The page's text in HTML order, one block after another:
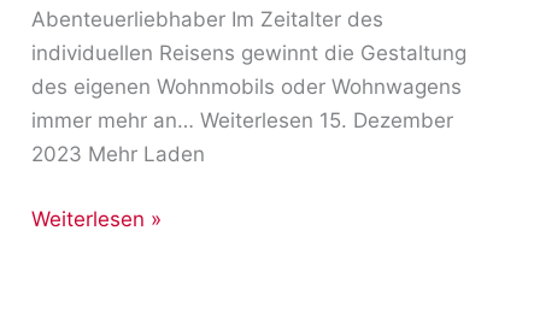
Abenteuerliebhaber Im Zeitalter des
individuellen Reisens gewinnt die Gestaltung
des eigenen Wohnmobils oder Wohnwagens
immer mehr an… Weiterlesen 15. Dezember
2023 Mehr Laden
Weiterlesen »